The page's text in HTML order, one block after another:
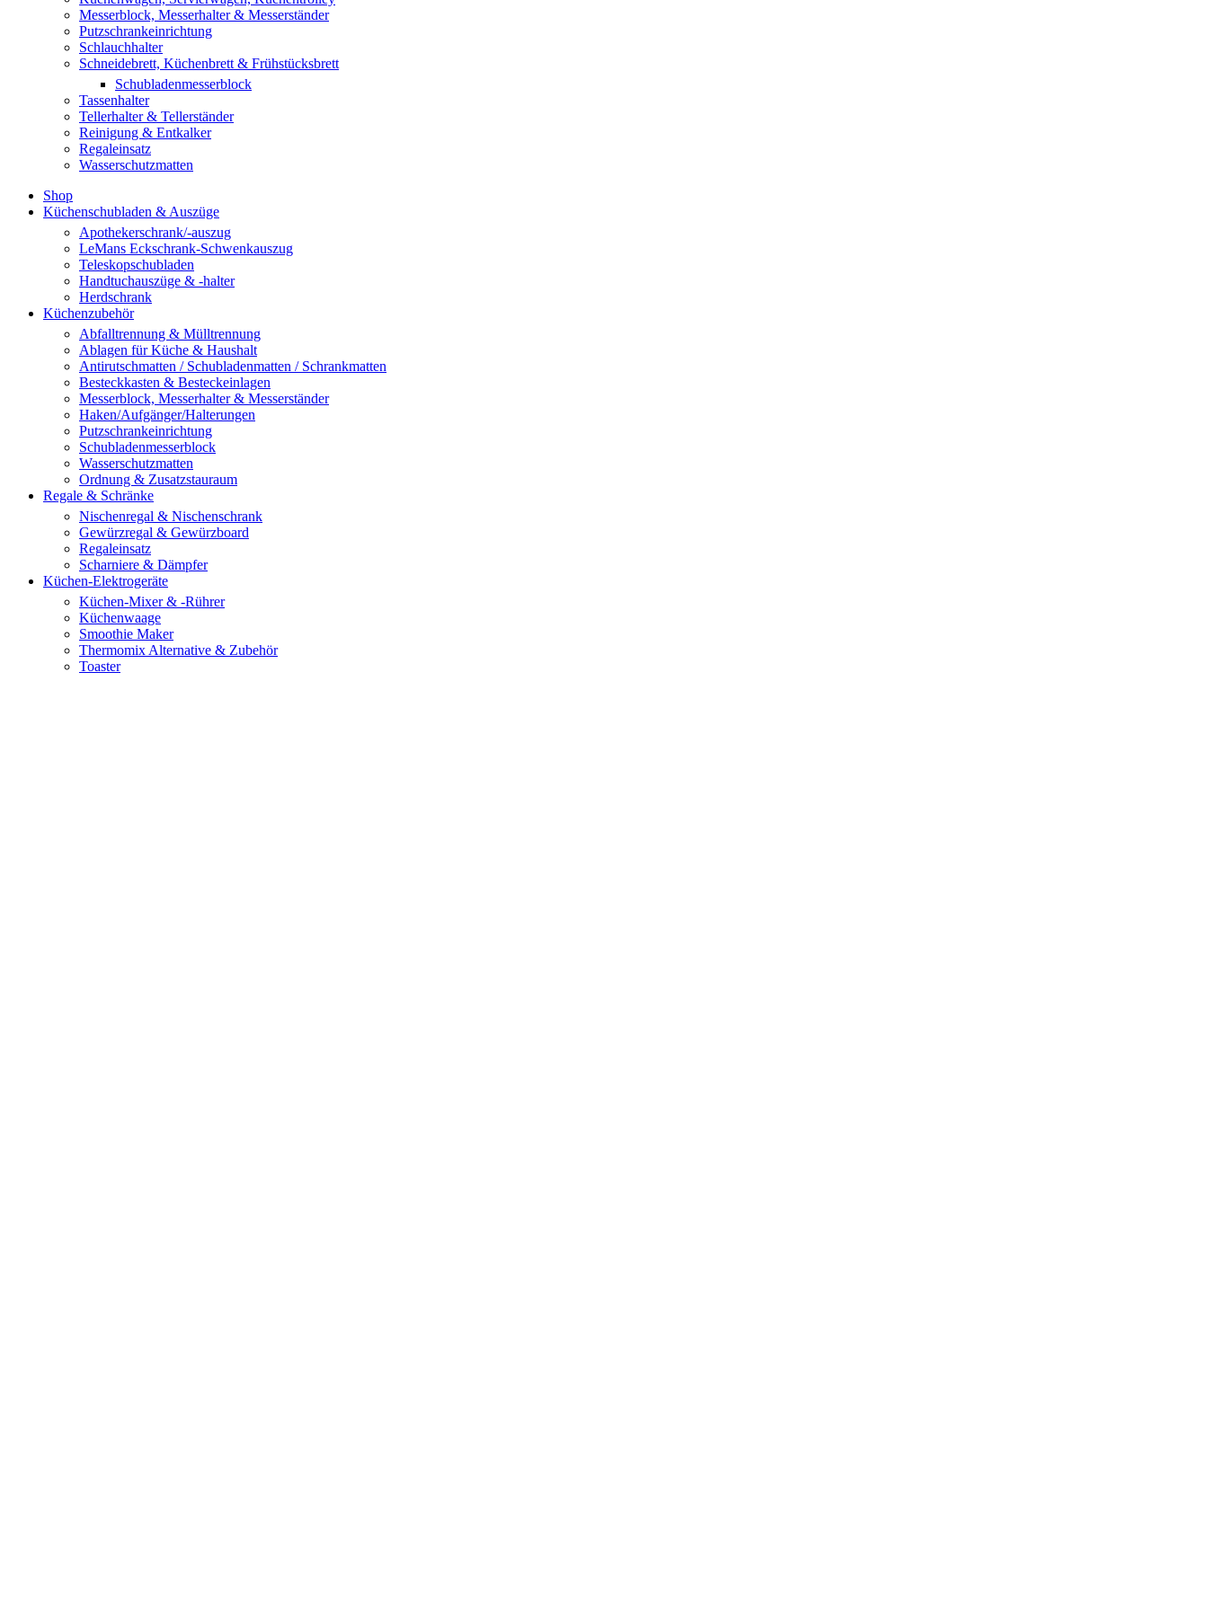
Messerblock, Messerhalter & Messerständer
Putzschrankeinrichtung
Schlauchhalter
Schneidebrett, Küchenbrett & Frühstücksbrett
Schubladenmesserblock
Tassenhalter
Tellerhalter & Tellerständer
Reinigung & Entkalker
Regaleinsatz
Wasserschutzmatten
Shop
Küchenschubladen & Auszüge
Apothekerschrank/-auszug
LeMans Eckschrank-Schwenkauszug
Teleskopschubladen
Handtuchauszüge & -halter
Herdschrank
Küchenzubehör
Abfalltrennung & Mülltrennung
Ablagen für Küche & Haushalt
Antirutschmatten / Schubladenmatten / Schrankmatten
Besteckkasten & Besteckeinlagen
Messerblock, Messerhalter & Messerständer
Haken/Aufgänger/Halterungen
Putzschrankeinrichtung
Schubladenmesserblock
Wasserschutzmatten
Ordnung & Zusatzstauraum
Regale & Schränke
Nischenregal & Nischenschrank
Gewürzregal & Gewürzboard
Regaleinsatz
Scharniere & Dämpfer
Küchen-Elektrogeräte
Küchen-Mixer & -Rührer
Küchenwaage
Smoothie Maker
Thermomix Alternative & Zubehör
Toaster